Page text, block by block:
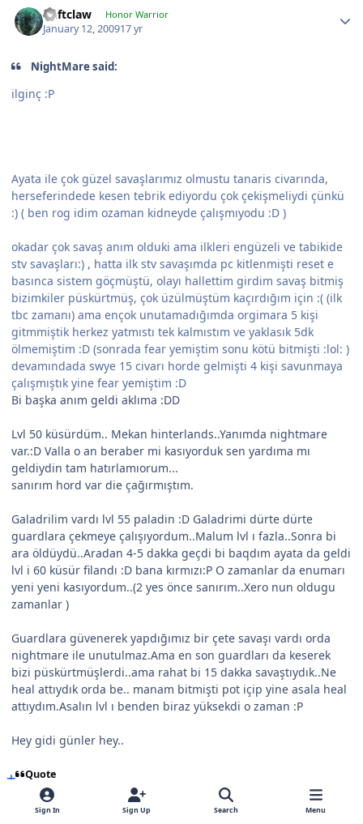
Deftclaw Honor Warrior
January 12, 200917 yr
NightMare said:
ilginç :P
Ayata ile çok güzel savaşlarımız olmustu tanaris civarında,
herseferindede kesen tebrik ediyordu çok çekişmeliydi çünkü
:) ( ben rog idim ozaman kidneyde çalışmıyodu :D )
okadar çok savaş anım olduki ama ilkleri engüzeli ve tabikide
stv savaşları:) , hatta ilk stv savaşımda pc kitlenmişti reset e
basınca sistem göçmüştü, olayı hallettim girdim savaş bitmiş
bizimkiler püskürtmüş, çok üzülmüştüm kaçırdığım için :( (ilk
tbc zamanı) ama ençok unutamadığımda orgimara 5 kişi
gitmmiştik herkez yatmıstı tek kalmıstım ve yaklasık 5dk
ölmemiştim :D (sonrada fear yemiştim sonu kötü bitmişti :lol: )
devamındada swye 15 civarı horde gelmişti 4 kişi savunmaya
çalışmıştık yine fear yemiştim :D
Bi başka anım geldi aklıma :DD
Lvl 50 küsürdüm.. Mekan hinterlands..Yanımda nightmare
var.:D Valla o an beraber mi kasıyorduk sen yardıma mı
geldiydin tam hatırlamıorum...
sanırım hord var die çağırmıştım.
Galadrilim vardı lvl 55 paladin :D Galadrimi dürte dürte
guardlara çekmeye çalışıyordum..Malum lvl ı fazla..Sonra bi
ara öldüydü..Aradan 4-5 dakka geçdi bi baqdım ayata da geldi
lvl i 60 küsür filandı :D bana kırmızı:P O zamanlar da enumarı
yeni yeni kasıyordum..(2 yes önce sanırım..Xero nun oldugu
zamanlar )
Guardlara güvenerek yapdığımız bir çete savaşı vardı orda
nightmare ile unutulmaz.Ama en son guardları da keserek
bizi püskürtmüşlerdi..ama rahat bi 15 dakka savaştıydık..Ne
heal attıydık orda be.. manam bitmişti pot içip yine asala heal
attıydım.Asalın lvl ı benden biraz yüksekdi o zaman :P
Hey gidi günler hey..
Quote
Sign In Sign Up Search Menu